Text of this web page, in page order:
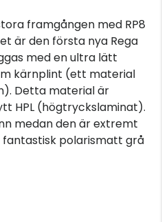
framgången med RP8
är den första nya Rega
med en ultra lätt
kärnplint (ett material
Detta material är
HPL (högtryckslaminat).
medan den är extremt
polarismatt grå